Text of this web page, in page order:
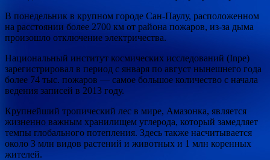
В понедельник в крупном городе Сан-Паулу, расположенном
на расстоянии более 2700 км от района пожаров, из-за дыма
произошло отключение электричества.
Национальный институт космических исследований (Inpe)
зарегистрировал в период с января по август нынешнего года
более 74 тыс. пожаров — самое большое количество с начала
ведения записей в 2013 году.
Крупнейший тропический лес в мире, Амазонка, является
жизненно важным хранилищем углерода, который замедляет
темпы глобального потепления. Здесь также насчитывается
около 3 млн видов растений и животных и 1 млн коренных
жителей.